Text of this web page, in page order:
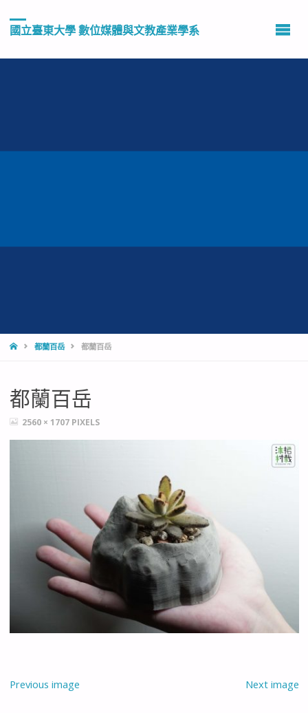
國立臺東大學 數位媒體與文教產業學系
HOME都蘭百岳 都蘭百岳
都蘭百岳
FULL2560 × 1707 PIXELS
Previous image Next image